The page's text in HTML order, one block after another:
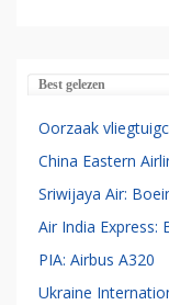
Best gelezen
Oorzaak
China Eastern
Sriwijaya Air:
Air India Express:
PIA: Airbus A320
Ukraine